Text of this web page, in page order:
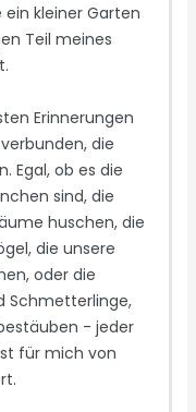
kleiner Garten
Teil meines
Erinnerungen
die
Egal, ob es die
sind, die
huschen, die
die unsere
oder die
Schmetterlinge,
- jeder
für mich von